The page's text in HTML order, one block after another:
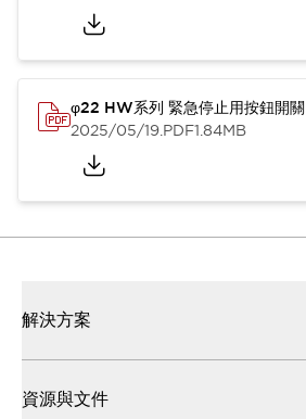
φ22 HW系列 緊急停止用按鈕開關
2025/05/19.PDF1.84MB
解決方案
資源與文件